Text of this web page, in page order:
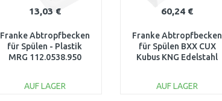
13,03 €
Franke Abtropfbecken
für Spülen - Plastik
MRG 112.0538.950
AUF LAGER
60,24 €
Franke Abtropfbecken
für Spülen BXX CUX
Kubus KNG Edelstahl
AUF LAGER